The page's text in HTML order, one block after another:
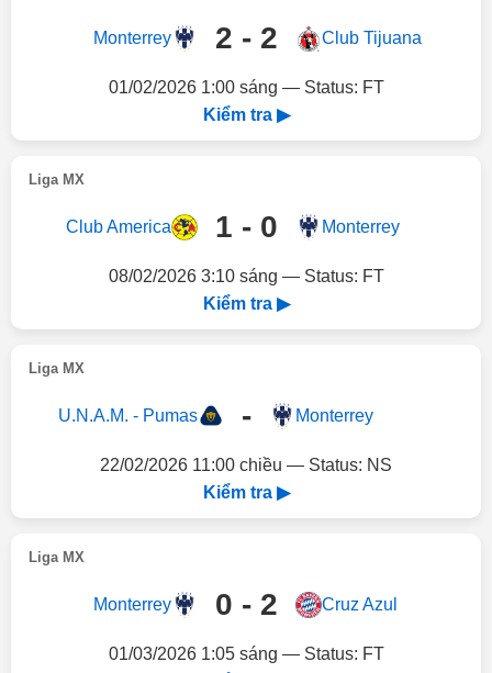
Monterrey 2 - 2 Club Tijuana
01/02/2026 1:00 sáng — Status: FT
Kiểm tra ▶
Liga MX
Club America 1 - 0 Monterrey
08/02/2026 3:10 sáng — Status: FT
Kiểm tra ▶
Liga MX
U.N.A.M. - Pumas - Monterrey
22/02/2026 11:00 chiều — Status: NS
Kiểm tra ▶
Liga MX
Monterrey 0 - 2 Cruz Azul
01/03/2026 1:05 sáng — Status: FT